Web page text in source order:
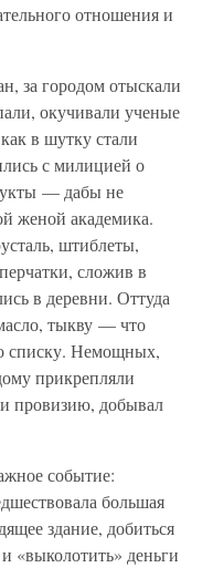
отношения и
за городом отыскали
окучивали ученые
в шутку стали
с милицией о
— дабы не
женой академика.
штиблеты,
сложив в
в деревни. Оттуда
тыкву — что
списку. Немощных,
прикрепляли
и провизию, добывал
событие:
большая
здание, добиться
«выколотить» деньги